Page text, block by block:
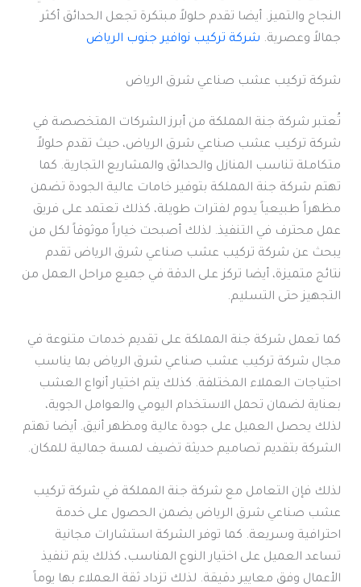
النجاح والتميز. أيضا تقدم حلولاً مبتكرة تجعل الحدائق أكثر
جمالاً وعصرية. شركة تركيب نوافير جنوب الرياض
شركة تركيب عشب صناعي شرق الرياض
تُعتبر شركة جنة المملكة من أبرز الشركات المتخصصة في
شركة تركيب عشب صناعي شرق الرياض، حيث تقدم حلولاً
متكاملة تناسب المنازل والحدائق والمشاريع التجارية. كما
تهتم شركة جنة المملكة بتوفير خامات عالية الجودة تضمن
مظهراً طبيعياً يدوم لفترات طويلة، كذلك تعتمد على فريق
عمل محترف في التنفيذ. لذلك أصبحت خياراً موثوقاً لكل من
يبحث عن شركة تركيب عشب صناعي شرق الرياض تقدم
نتائج متميزة، أيضا تركز على الدقة في جميع مراحل العمل من
التجهيز حتى التسليم.
كما تعمل شركة جنة المملكة على تقديم خدمات متنوعة في
مجال شركة تركيب عشب صناعي شرق الرياض بما يناسب
احتياجات العملاء المختلفة. كذلك يتم اختيار أنواع العشب
بعناية لضمان تحمل الاستخدام اليومي والعوامل الجوية،
لذلك يحصل العميل على جودة عالية ومظهر أنيق. أيضا تهتم
الشركة بتقديم تصاميم حديثة تضيف لمسة جمالية للمكان.
لذلك فإن التعامل مع شركة جنة المملكة في شركة تركيب
عشب صناعي شرق الرياض يضمن الحصول على خدمة
احترافية وسريعة. كما توفر الشركة استشارات مجانية
تساعد العميل على اختيار النوع المناسب، كذلك يتم تنفيذ
الأعمال وفق معايير دقيقة. لذلك تزداد ثقة العملاء بها يوماً